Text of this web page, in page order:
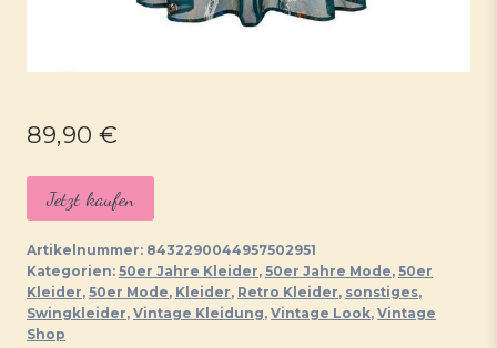
89,90 €
Jetzt kaufen
Artikelnummer: 8432290044957502951
Kategorien: 50er Jahre Kleider, 50er Jahre Mode, 50er
Kleider, 50er Mode, Kleider, Retro Kleider, sonstiges,
Swingkleider, Vintage Kleidung, Vintage Look, Vintage
Shop